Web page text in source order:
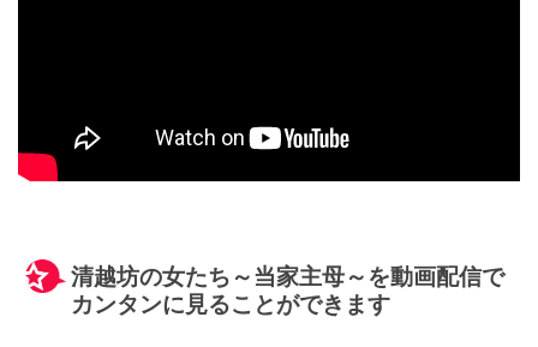
清越坊の女たち～当家主母～を動画配信で
カンタンに見ることができます